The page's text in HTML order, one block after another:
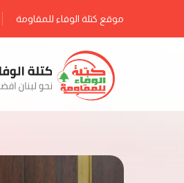
موقع كتلة الوفاء للمقاومة